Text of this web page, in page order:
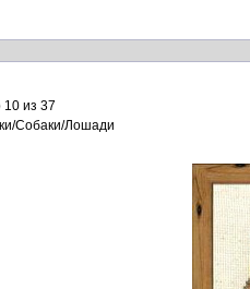
10 из 37
Собаки/Лошади